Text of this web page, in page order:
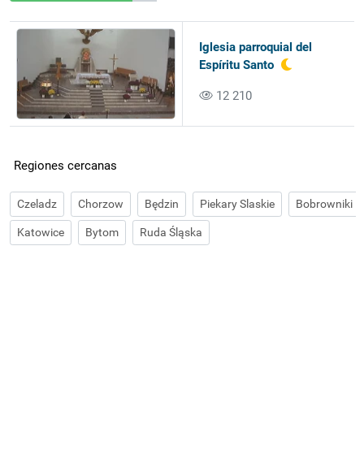
Iglesia parroquial del
Espíritu Santo
12 210
Regiones cercanas
Czeladz Chorzow Będzin Piekary Slaskie Bobrowniki
Katowice Bytom Ruda Śląska